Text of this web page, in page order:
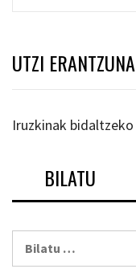
UTZI ERANTZUNA
Iruzkinak bidaltzeko
BILATU